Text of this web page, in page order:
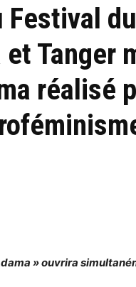
Tanger
réalisé
» ouvrira